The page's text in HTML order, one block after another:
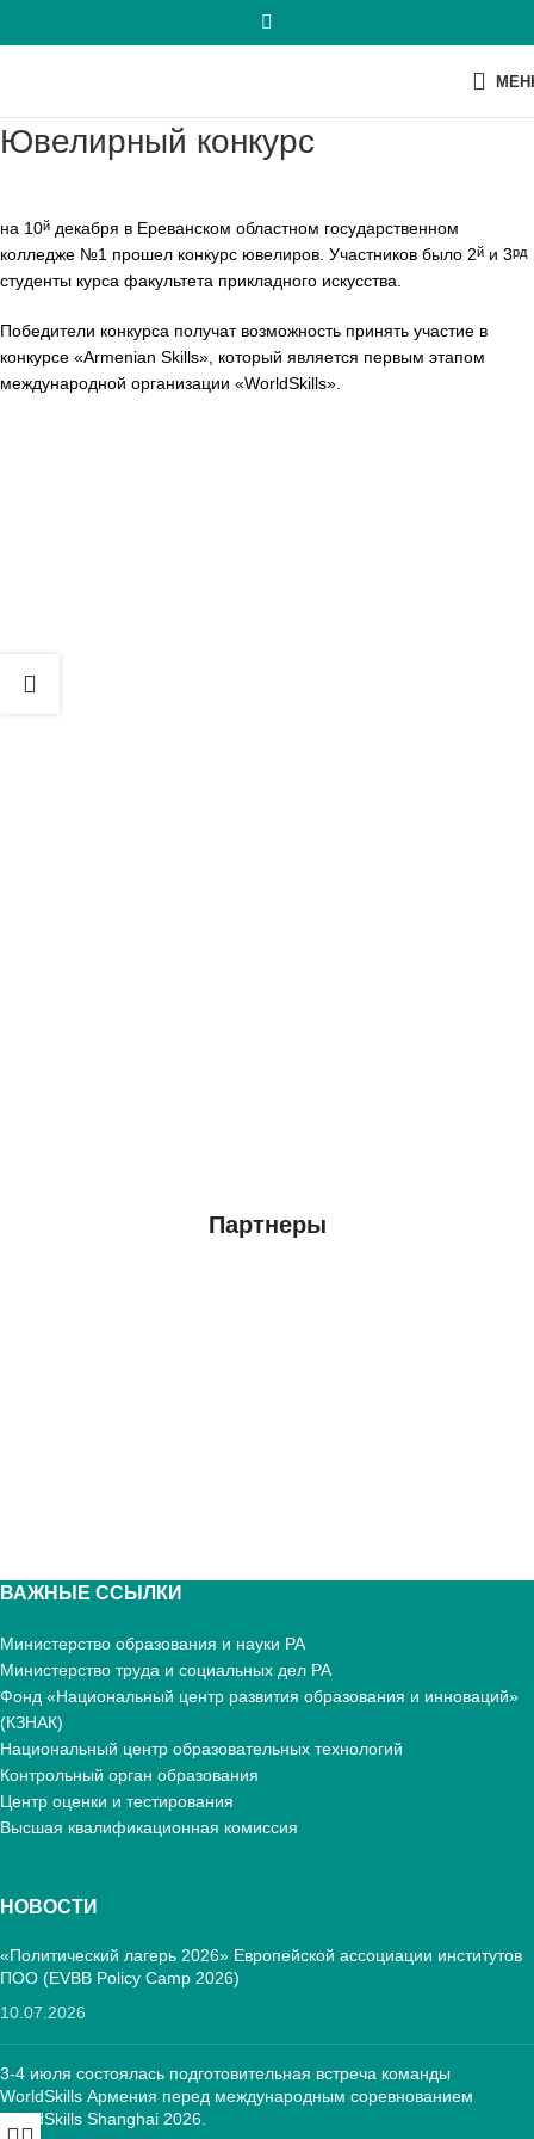
Ювелирный конкурс
на 10й декабря в Ереванском областном государственном
колледже №1 прошел конкурс ювелиров. Участников было 2й и 3рд
студенты курса факультета прикладного искусства.
Победители конкурса получат возможность принять участие в
конкурсе «Armenian Skills», который является первым этапом
международной организации «WorldSkills».
Партнеры
ВАЖНЫЕ ССЫЛКИ
Министерство образования и науки РА
Министерство труда и социальных дел РА
Фонд «Национальный центр развития образования и инноваций»
(КЗНАК)
Национальный центр образовательных технологий
Контрольный орган образования
Центр оценки и тестирования
Высшая квалификационная комиссия
НОВОСТИ
«Политический лагерь 2026» Европейской ассоциации институтов
ПОО (EVBB Policy Camp 2026)
10.07.2026
3-4 июля состоялась подготовительная встреча команды
WorldSkills Армения перед международным соревнованием
WorldSkills Shanghai 2026.